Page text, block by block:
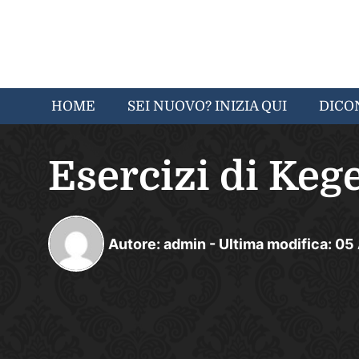
HOME SEI NUOVO? INIZIA QUI
Esercizi di
Autore:admin - Ultima modifica: 05